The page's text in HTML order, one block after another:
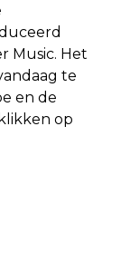
Music. Het
te
en de
op